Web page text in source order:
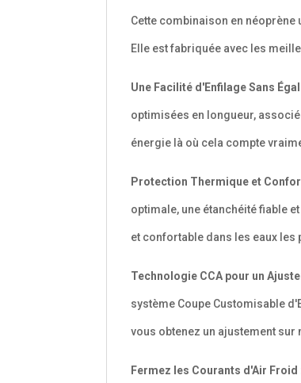
Cette combinaison en
Elle est fabriquée avec les
Une Facilité d'Enfilage Sans
optimisées en longueur,
énergie là où cela compte
Protection Thermique et
optimale, une étanchéité fiable
et confortable dans les eaux les
Technologie CCA pour un
système Coupe Customisable
vous obtenez un ajustement
Fermez les Courants d'Air Froid